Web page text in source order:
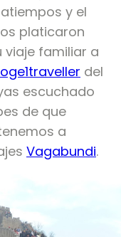
y el
platicaron
viaje familiar a
del
escuchado
de que
a
Vagabundi.